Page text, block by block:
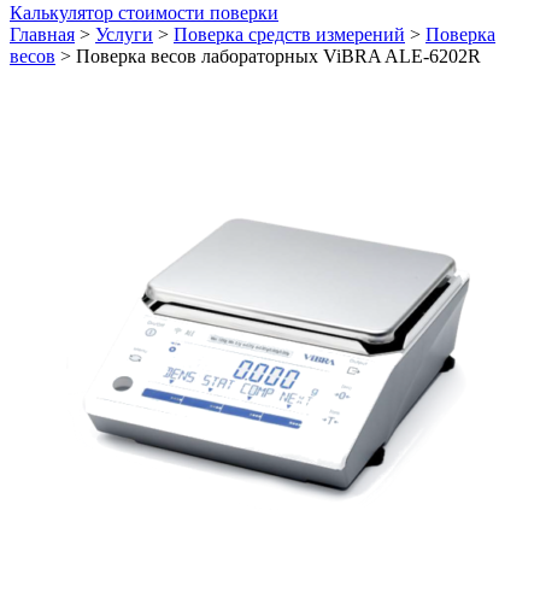
Калькулятор стоимости поверки
Главная > Услуги > Поверка средств измерений > Поверка
весов > Поверка весов лабораторных ViBRA ALE-6202R